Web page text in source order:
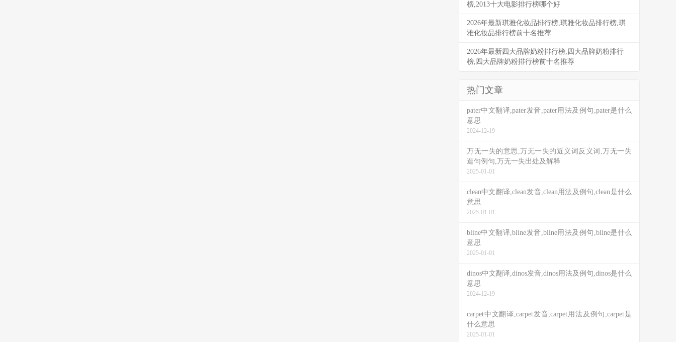
榜,2013十大电影排行榜哪个好
2026年最新琪雅化妆品排行榜,琪雅化妆品排行榜,琪
雅化妆品排行榜前十名推荐
2026年最新四大品牌奶粉排行榜,四大品牌奶粉排行
榜,四大品牌奶粉排行榜前十名推荐
热门文章
pater中文翻译,pater发音,pater用法及例句,pater是什么
意思
2024-12-19
万无一失的意思,万无一失的近义词反义词,万无一失
造句例句,万无一失出处及解释
2025-01-01
clean中文翻译,clean发音,clean用法及例句,clean是什么
意思
2025-01-01
bline中文翻译,bline发音,bline用法及例句,bline是什么
意思
2025-01-01
dinos中文翻译,dinos发音,dinos用法及例句,dinos是什么
意思
2024-12-19
carpet中文翻译,carpet发音,carpet用法及例句,carpet是
什么意思
2025-01-01